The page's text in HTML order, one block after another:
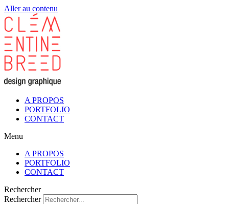
Aller au contenu
A PROPOS
PORTFOLIO
CONTACT
Menu
A PROPOS
PORTFOLIO
CONTACT
Rechercher
Rechercher